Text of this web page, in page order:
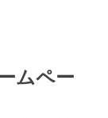
ムペー